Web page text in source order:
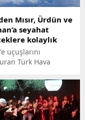
Mısır, Ürdün ve
seyahat
kolaylık
uçuşlarını
Türk Hava
sınırlarında
olayların artması
bu ülkelere
yolculara bilet